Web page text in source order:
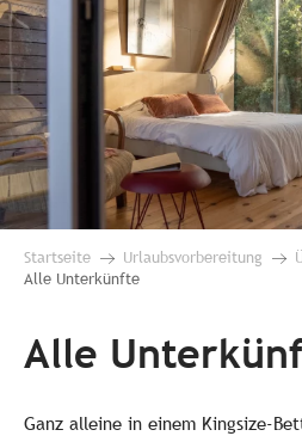
Startseite Urlaubsvorbereitung
Alle Unterkünfte
Alle
Ganz alleine in einem Kingsize-